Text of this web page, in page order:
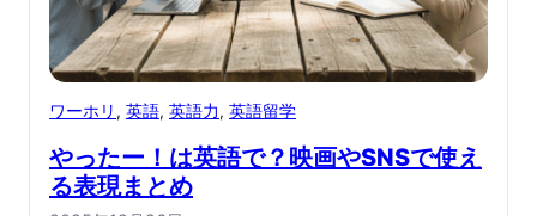
ワーホリ , 英語, 英語力, 英語留学
やったー！は英語で？映画やSNSで使え
る表現まとめ